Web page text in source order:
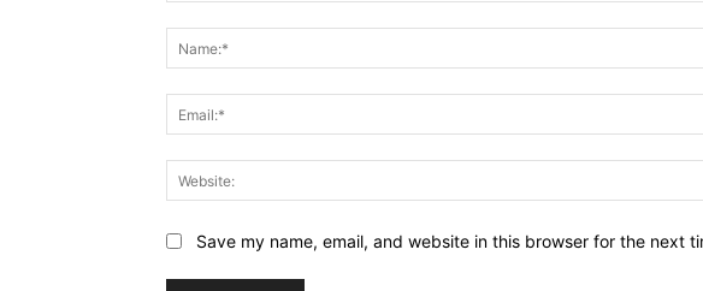
Save my name, email, and website in this browser for the next